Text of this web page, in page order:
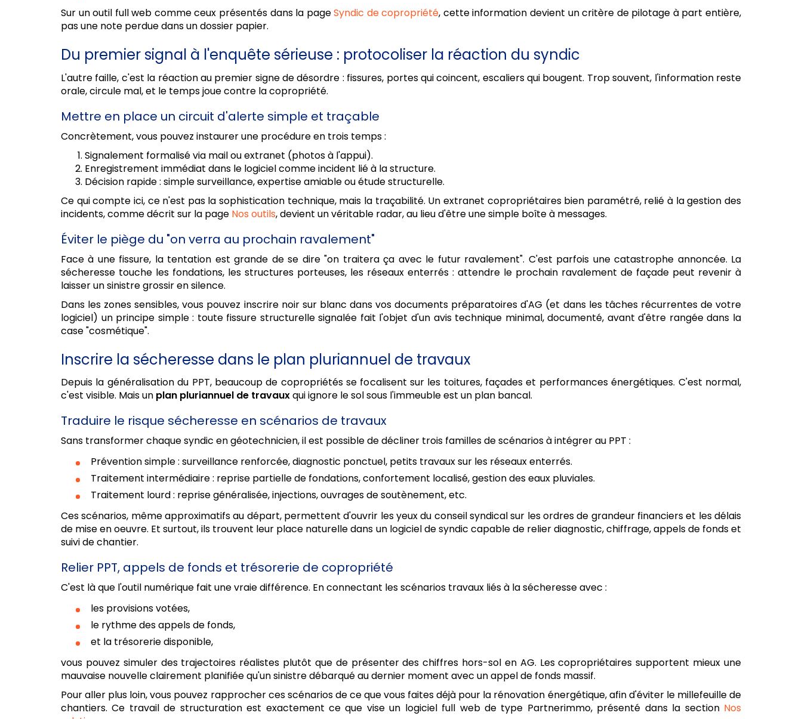
Sur un outil full web comme ceux présentés dans la pageSyndic de copropriété, cette information devient un critère de pilotage à part entière,
pas une note perdue dans un dossier papier.
Du premier signal à l'enquête sérieuse : protocoliser la réaction du syndic
L'autre faille, c'est la réaction au premier signe de désordre : fissures, portes qui coincent, escaliers qui bougent. Trop souvent, l'information reste
orale, circule mal, et le temps joue contre la copropriété.
Mettre en place un circuit d'alerte simple et traçable
Concrètement, vous pouvez instaurer une procédure en trois temps :
Signalement formalisé via mail ou extranet (photos à l'appui).
Enregistrement immédiat dans le logiciel comme incident lié à la structure.
Décision rapide : simple surveillance, expertise amiable ou étude structurelle.
Ce qui compte ici, ce n'est pas la sophistication technique, mais la traçabilité. Un extranet copropriétaires bien paramétré, relié à la gestion des
incidents, comme décrit sur la page Nos outils, devient un véritable radar, au lieu d'être une simple boîte à messages.
Éviter le piège du "on verra au prochain ravalement"
Face à une fissure, la tentation est grande de se dire "on traitera ça avec le futur ravalement". C'est parfois une catastrophe annoncée. La
sécheresse touche les fondations, les structures porteuses, les réseaux enterrés : attendre le prochain ravalement de façade peut revenir à
laisser un sinistre grossir en silence.
Dans les zones sensibles, vous pouvez inscrire noir sur blanc dans vos documents préparatoires d'AG (et dans les tâches récurrentes de votre
logiciel) un principe simple : toute fissure structurelle signalée fait l'objet d'un avis technique minimal, documenté, avant d'être rangée dans la
case "cosmétique".
Inscrire la sécheresse dans le plan pluriannuel de travaux
Depuis la généralisation du PPT, beaucoup de copropriétés se focalisent sur les toitures, façades et performances énergétiques. C'est normal,
c'est visible. Mais un plan pluriannuel de travauxqui ignore le sol sous l'immeuble est un plan bancal.
Traduire le risque sécheresse en scénarios de travaux
Sans transformer chaque syndic en géotechnicien, il est possible de décliner trois familles de scénarios à intégrer au PPT :
Prévention simple : surveillance renforcée, diagnostic ponctuel, petits travaux sur les réseaux enterrés.
Traitement intermédiaire : reprise partielle de fondations, confortement localisé, gestion des eaux pluviales.
Traitement lourd : reprise généralisée, injections, ouvrages de soutènement, etc.
Ces scénarios, même approximatifs au départ, permettent d'ouvrir les yeux du conseil syndical sur les ordres de grandeur financiers et les délais
de mise en oeuvre. Et surtout, ils trouvent leur place naturelle dans un logiciel de syndic capable de relier diagnostic, chiffrage, appels de fonds et
suivi de chantier.
Relier PPT, appels de fonds et trésorerie de copropriété
C'est là que l'outil numérique fait une vraie différence. En connectant les scénarios travaux liés à la sécheresse avec :
les provisions votées,
le rythme des appels de fonds,
et la trésorerie disponible,
vous pouvez simuler des trajectoires réalistes plutôt que de présenter des chiffres hors-sol en AG. Les copropriétaires supportent mieux une
mauvaise nouvelle clairement planifiée qu'un sinistre débarqué au dernier moment avec un appel de fonds massif.
Pour aller plus loin, vous pouvez rapprocher ces scénarios de ce que vous faites déjà pour la rénovation énergétique, afin d'éviter le millefeuille de
chantiers. Ce travail de structuration est exactement ce que vise un logiciel full web de type Partnerimmo, présenté dans la section Nos